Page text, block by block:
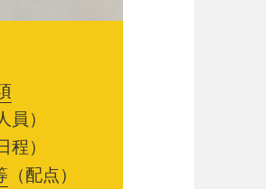
員）
程）
（配点）